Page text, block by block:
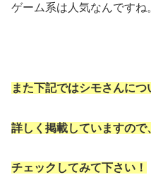
ゲーム系は人気なんですね
また下記ではシモさんにつ
詳しく掲載していますので
チェックしてみて下さい！